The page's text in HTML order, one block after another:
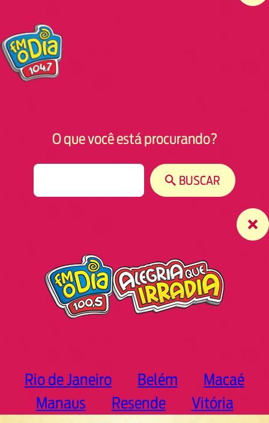
O que você está procurando?
BUSCAR
Rio de Janeiro Belém
Macaé
Manaus
Resende Vitória